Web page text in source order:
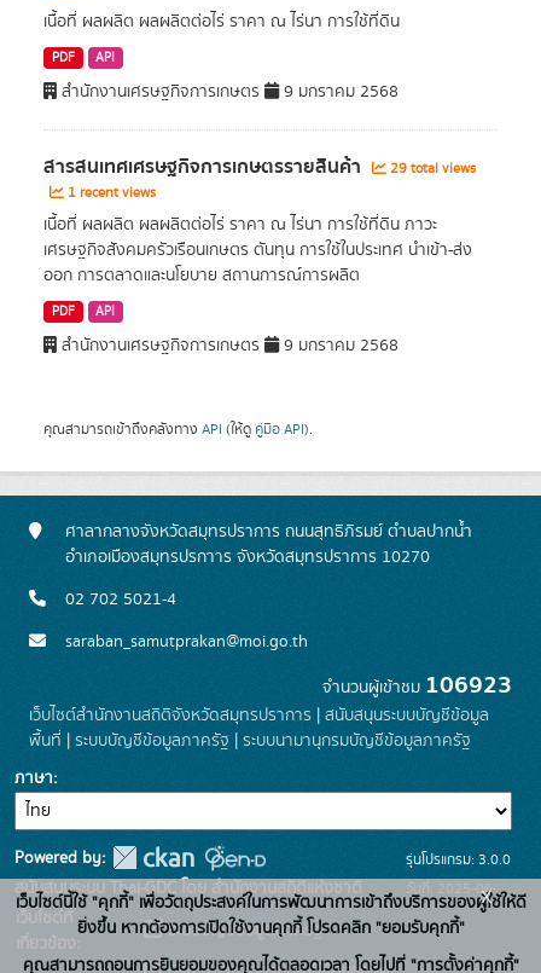
เนื้อที่ ผลผลิต ผลผลิตต่อไร่ ราคา ณ ไร่นา การใช้ที่ดิน
PDF API
สำนักงานเศรษฐกิจการเกษตร 9 มกราคม 2568
สารสนเทศเศรษฐกิจการเกษตรรายสินค้า
29 total views
1 recent views
เนื้อที่ ผลผลิต ผลผลิตต่อไร่ ราคา ณ ไร่นา การใช้ที่ดิน ภาวะ
เศรษฐกิจสังคมครัวเรือนเกษตร ตันทุน การใช้ในประเทศ นำเข้า-ส่ง
ออก การตลาดและนโยบาย สถานการณ์การผลิต
PDF API
สำนักงานเศรษฐกิจการเกษตร 9 มกราคม 2568
คุณสามารถเข้าถึงคลังทาง API (ให้ดู คู่มือ API).
ศาลากลางจังหวัดสมุทรปราการ ถนนสุทธิภิรมย์ ตำบลปากน้ำ
อำเภอเมืองสมุทรปรกาาร จังหวัดสมุทรปราการ 10270
02 702 5021-4
saraban_samutprakan@moi.go.th
จำนวนผู้เข้าชม 106923
เว็บไซต์สำนักงานสถิติจังหวัดสมุทรปราการ | สนับสนุนระบบบัญชีข้อมูล
พื้นที่ | ระบบบัญชีข้อมูลภาครัฐ | ระบบนามานุกรมบัญชีข้อมูลภาครัฐ
ภาษา
Powered by:
สนับสนุนระบบ Thai-GDC โดย สำนักงานสถิติแห่งชาติ
เว็บไซต์ที่
เกี่ยวข้อง:
ระบบบัญชีข้อมูลภาครัฐ
รุ่นโปรแกรม: 3.0.0
วันที่: 2025-06-
26
เว็บไซต์นี้ใช้ "คุกกี้" เพื่อวัตถุประสงค์ในการพัฒนาการเข้าถึงบริการของผู้ใช้ให้ดี
ยิ่งขึ้น หากต้องการเปิดใช้งานคุกกี้ โปรดคลิก "ยอมรับคุกกี้"
คุณสามารถถอนการยินยอมของคุณได้ตลอดเวลา โดยไปที่ "การตั้งค่าคุกกี้"
x